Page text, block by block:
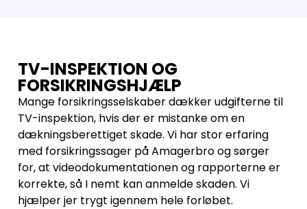
TV-INSPEKTION OG
FORSIKRINGSHJÆLP
Mange forsikringsselskaber dækker udgifterne til
TV-inspektion, hvis der er mistanke om en
dækningsberettiget skade. Vi har stor erfaring
med forsikringssager på Amagerbro og sørger
for, at videodokumentationen og rapporterne er
korrekte, så I nemt kan anmelde skaden. Vi
hjælper jer trygt igennem hele forløbet.